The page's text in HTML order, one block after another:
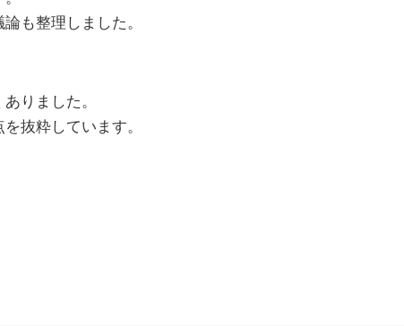
も整理しました。
りました。
抜粋しています。